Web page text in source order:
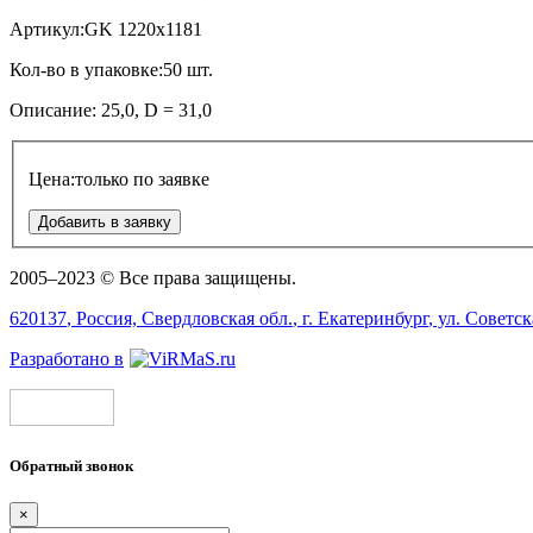
Артикул:GK 1220x1181
Кол-во в упаковке:50 шт.
Описание: 25,0, D = 31,0
Цена:только по заявке
Добавить в заявку
2005–2023 © Все права защищены.
620137, Россия, Свердловская обл., г. Екатеринбург, ул.
Разработано в
Обратный звонок
×